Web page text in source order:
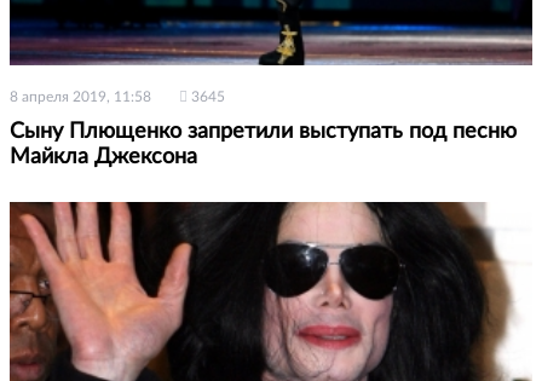
8 апреля 2019, 11:58 3645
Сыну Плющенко запретили выступать под песню
Майкла Джексона